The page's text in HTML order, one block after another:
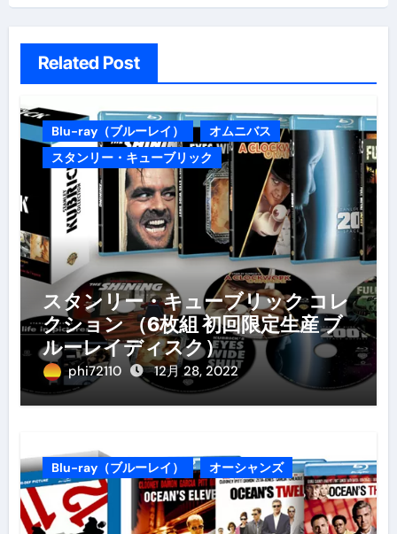
Related Post
Blu-ray（ブルーレイ）
オムニバス
スタンリー・キューブリック
スタンリー・キューブリック コレ
クション （6枚組 初回限定生産 ブ
ルーレイディスク）
phi72110 12月 28, 2022
Blu-ray（ブルーレイ） オーシャンズ